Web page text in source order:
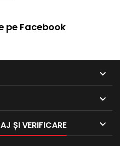
pe Facebook


ȘI VERIFICARE 